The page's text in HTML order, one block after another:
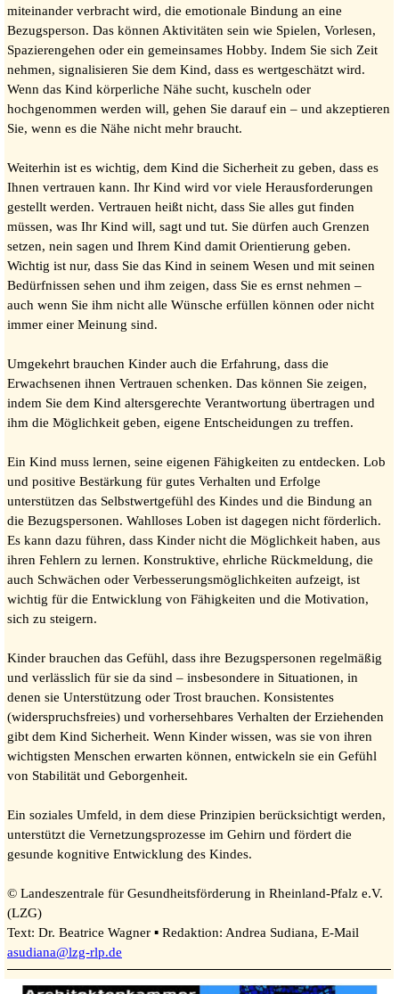
miteinander verbracht wird, die emotionale Bindung an eine
Bezugsperson. Das können Aktivitäten sein wie Spielen, Vorlesen,
Spazierengehen oder ein gemeinsames Hobby. Indem Sie sich Zeit
nehmen, signalisieren Sie dem Kind, dass es wertgeschätzt wird.
Wenn das Kind körperliche Nähe sucht, kuscheln oder
hochgenommen werden will, gehen Sie darauf ein – und akzeptieren
Sie, wenn es die Nähe nicht mehr braucht.
Weiterhin ist es wichtig, dem Kind die Sicherheit zu geben, dass es
Ihnen vertrauen kann. Ihr Kind wird vor viele Herausforderungen
gestellt werden. Vertrauen heißt nicht, dass Sie alles gut finden
müssen, was Ihr Kind will, sagt und tut. Sie dürfen auch Grenzen
setzen, nein sagen und Ihrem Kind damit Orientierung geben.
Wichtig ist nur, dass Sie das Kind in seinem Wesen und mit seinen
Bedürfnissen sehen und ihm zeigen, dass Sie es ernst nehmen –
auch wenn Sie ihm nicht alle Wünsche erfüllen können oder nicht
immer einer Meinung sind.
Umgekehrt brauchen Kinder auch die Erfahrung, dass die
Erwachsenen ihnen Vertrauen schenken. Das können Sie zeigen,
indem Sie dem Kind altersgerechte Verantwortung übertragen und
ihm die Möglichkeit geben, eigene Entscheidungen zu treffen.
Ein Kind muss lernen, seine eigenen Fähigkeiten zu entdecken. Lob
und positive Bestärkung für gutes Verhalten und Erfolge
unterstützen das Selbstwertgefühl des Kindes und die Bindung an
die Bezugspersonen. Wahlloses Loben ist dagegen nicht förderlich.
Es kann dazu führen, dass Kinder nicht die Möglichkeit haben, aus
ihren Fehlern zu lernen. Konstruktive, ehrliche Rückmeldung, die
auch Schwächen oder Verbesserungsmöglichkeiten aufzeigt, ist
wichtig für die Entwicklung von Fähigkeiten und die Motivation,
sich zu steigern.
Kinder brauchen das Gefühl, dass ihre Bezugspersonen regelmäßig
und verlässlich für sie da sind – insbesondere in Situationen, in
denen sie Unterstützung oder Trost brauchen. Konsistentes
(widerspruchsfreies) und vorhersehbares Verhalten der Erziehenden
gibt dem Kind Sicherheit. Wenn Kinder wissen, was sie von ihren
wichtigsten Menschen erwarten können, entwickeln sie ein Gefühl
von Stabilität und Geborgenheit.
Ein soziales Umfeld, in dem diese Prinzipien berücksichtigt werden,
unterstützt die Vernetzungsprozesse im Gehirn und fördert die
gesunde kognitive Entwicklung des Kindes.
© Landeszentrale für Gesundheitsförderung in Rheinland-Pfalz e.V.
(LZG)
Text: Dr. Beatrice Wagner ▪ Redaktion: Andrea Sudiana, E-Mail
asudiana@lzg-rlp.de